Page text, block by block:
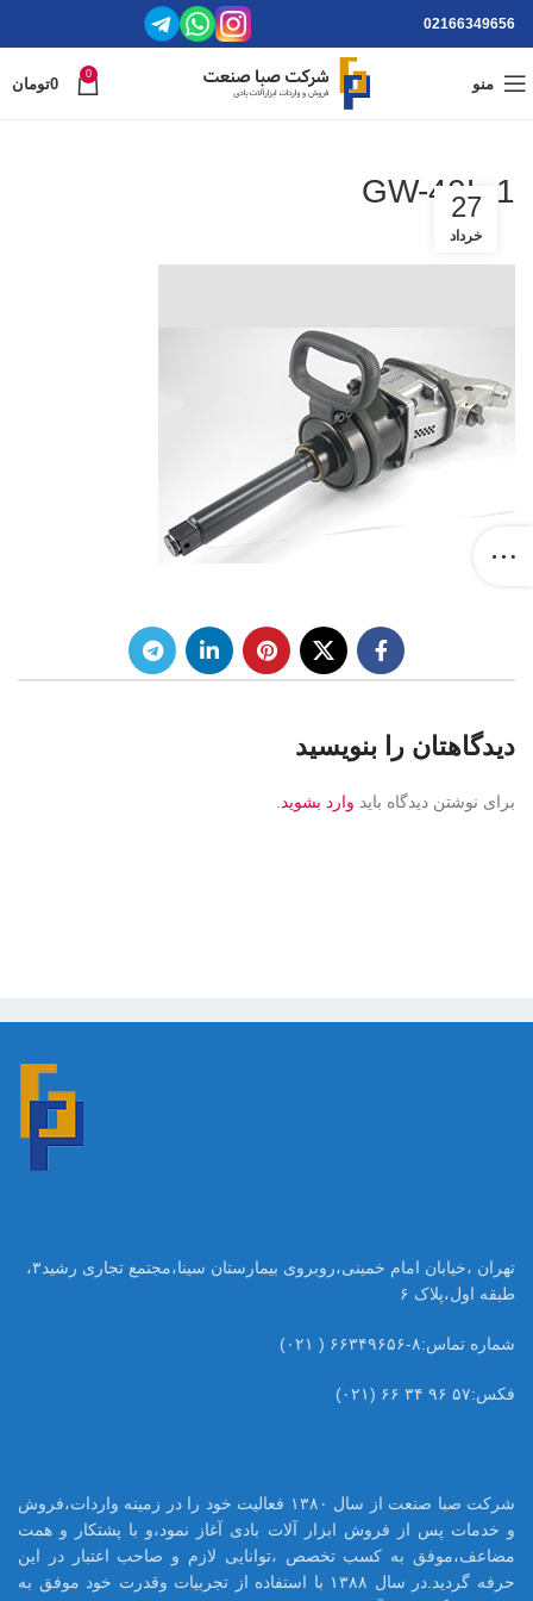
02166349656
منو
0
0تومان
GW-40L-1
27
خرداد
دیدگاهتان را بنویسید
برای نوشتن دیدگاه باید وارد بشوید
تهران ،خیابان امام خمینی،روبروی بیمارستان سینا،مجتمع تجاری رشید۳،
طبقه اول،پلاک ۶
شماره تماس:۸-۶۶۳۴۹۶۵۶ ( ۰۲۱)
فکس:۵۷ ۹۶ ۳۴ ۶۶ (۰۲۱)
شرکت صبا صنعت از سال ۱۳۸۰ فعالیت خود را در زمینه واردات،فروش
و خدمات پس از فروش ابزار آلات بادی آغاز نمود،و با پشتکار و همت
مضاعف،موفق به کسب تخصص ،توانایی لازم و صاحب اعتبار در این
حرفه گردید.در سال ۱۳۸۸ با استفاده از تجربیات وقدرت خود موفق به